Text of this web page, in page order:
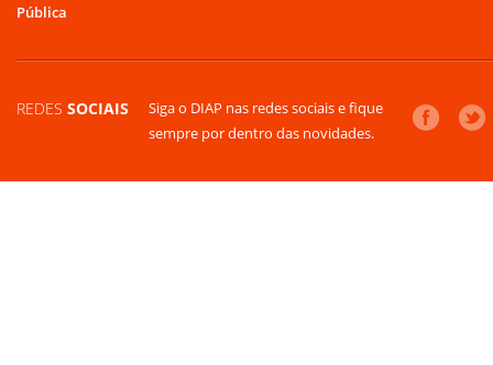
Pública
REDES SOCIAIS
Siga o DIAP nas redes sociais e fique
sempre por dentro das novidades.